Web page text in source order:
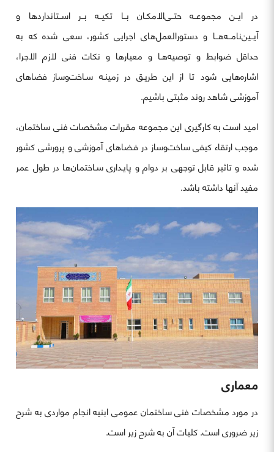
در ایــن مجموعــه حتــی‌الامکـان بــا تکیــه بــر اســتانداردها و
آیــین‌نامــه‌هــا و دستورالعمل‌های اجرایی کشور، سعی شده که به
حداقل ضوابط و توصیه‌هـا و معیارها و نکات فنی لازم الاجرا،
اشاره‌هایی شود تا از این طریـق در زمینـه سـاخت‌وساز فضاهای
آموزشی شاهد روند مثبتی باشیم.
امید است به کارگیری این مجموعه مقررات مشخصات فنی ساختمان،
موجب ارتقاء کیفی ساخت‌وساز در فـضاهای آموزشی و پرورشی کشور
شده و تاثیر قابل توجهی بر دوام و پایـداری سـاختمان‌ها در طول عمر
مفید آنها داشته باشد.
معماری
در مورد مشخصات فنی ساختمان عمومی ابنیه انجام مواردی به شرح
زیر ضروری است. کلیات آن به شرح زیر است.